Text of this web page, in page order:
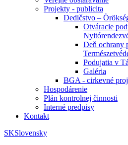
Projekty - publicita
Dedičstvo –
Otváracie
Deň ochrany
Podujatia v
Galéria
BGA - cirkevné
Hospodárenie
Plán kontrolnej činnosti
Interné predpisy
Kontakt
SKSlovensky